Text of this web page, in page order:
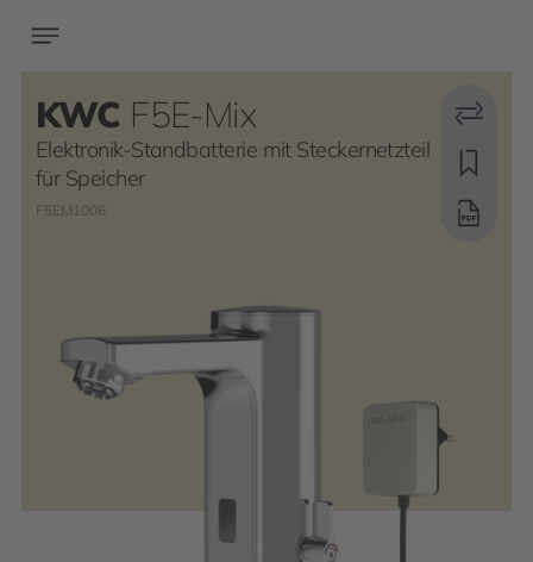
KWC F5E-Mix
Elektronik-Standbatterie mit Steckernetzteil
für Speicher
F5EM1006